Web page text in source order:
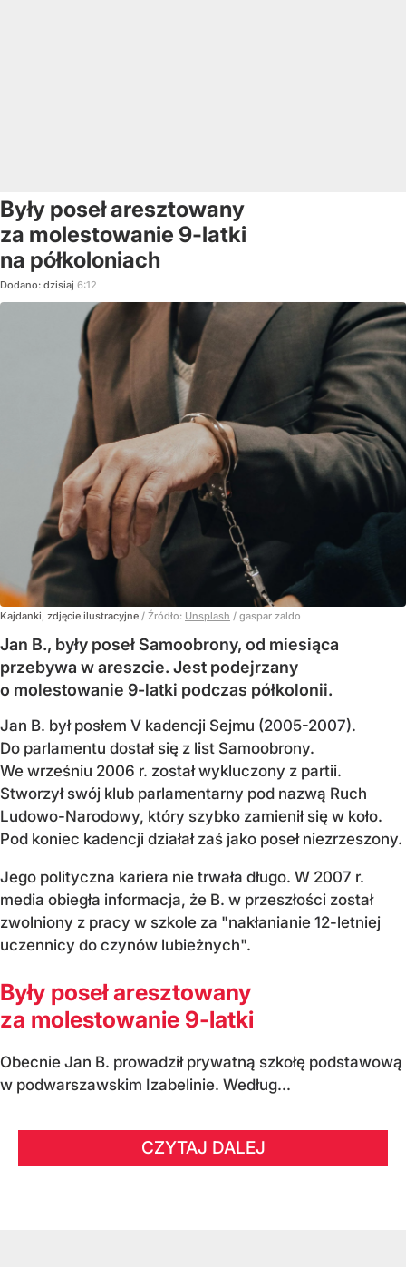
Były poseł aresztowany
za molestowanie 9-latki
na półkoloniach
Dodano: dzisiaj 6:12
Kajdanki, zdjęcie ilustracyjne / Źródło: Unsplash / gaspar zaldo
Jan B., były poseł Samoobrony, od miesiąca
przebywa w areszcie. Jest podejrzany
o molestowanie 9-latki podczas półkolonii.
Jan B. był posłem V kadencji Sejmu (2005-2007).
Do parlamentu dostał się z list Samoobrony.
We wrześniu 2006 r. został wykluczony z partii.
Stworzył swój klub parlamentarny pod nazwą Ruch
Ludowo-Narodowy, który szybko zamienił się w koło.
Pod koniec kadencji działał zaś jako poseł niezrzeszony.
Jego polityczna kariera nie trwała długo. W 2007 r.
media obiegła informacja, że B. w przeszłości został
zwolniony z pracy w szkole za "nakłanianie 12-letniej
uczennicy do czynów lubieżnych".
Były poseł aresztowany
za molestowanie 9-latki
Obecnie Jan B. prowadził prywatną szkołę podstawową
w podwarszawskim Izabelinie. Według...
CZYTAJ DALEJ